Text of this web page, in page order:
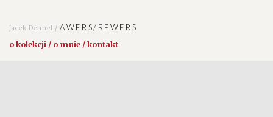
Jacek Dehnel /AWERS/REWERS
o kolekcji / o mnie / kontakt